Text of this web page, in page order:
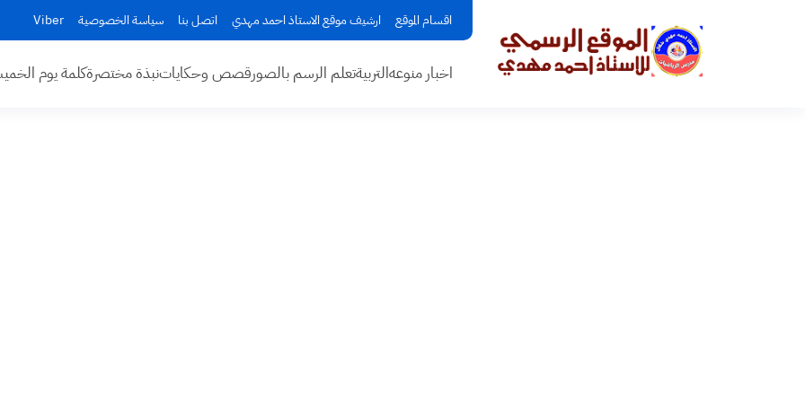
اقسام الموقع ارشيف موقع الاستاذ احمد مهدي اتصل بنا سياسة الخصوصية Viber
اخبار منوعهالتربيةتعلم الرسم بالصورقصص وحكاياتنبذة مختصرةكلمة يوم